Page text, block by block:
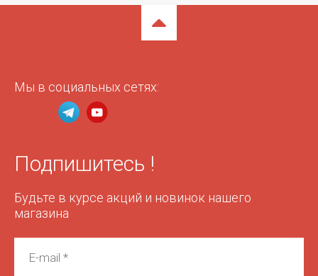
Подпишитесь !
Будьте в курсе акций и новинок нашего
магазина
Мы в социальных сетях: